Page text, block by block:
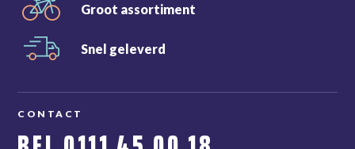
Groot assortiment
Snel geleverd
CONTACT